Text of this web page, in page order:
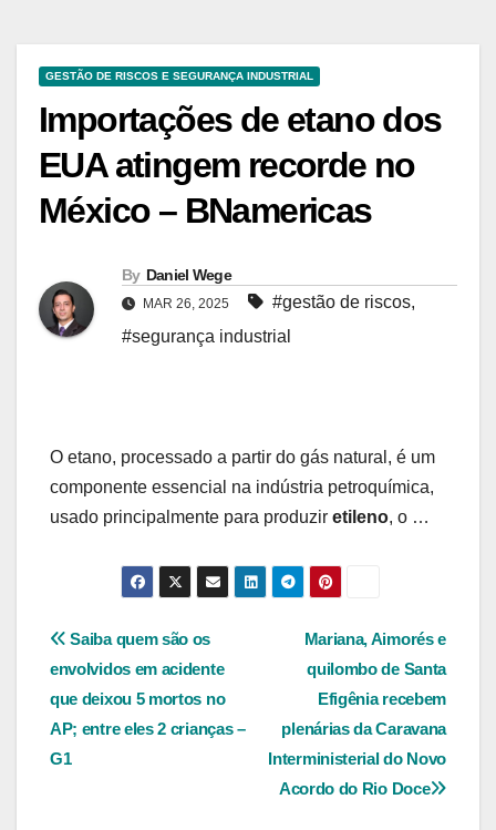
GESTÃO DE RISCOS E SEGURANÇA INDUSTRIAL
Importações de etano dos
EUA atingem recorde no
México – BNamericas
By Daniel Wege
MAR 26, 2025 #gestão de riscos,
#segurança industrial
O etano, processado a partir do gás natural, é um
componente essencial na indústria petroquímica,
usado principalmente para produzir etileno, o …
Navegação
de
Post
Mariana, Aimorés e
quilombo de Santa
Efigênia recebem
plenárias da Caravana
Interministerial do Novo
Acordo do Rio Doce
Saiba quem são os
envolvidos em acidente
que deixou 5 mortos no
AP; entre eles 2 crianças –
G1